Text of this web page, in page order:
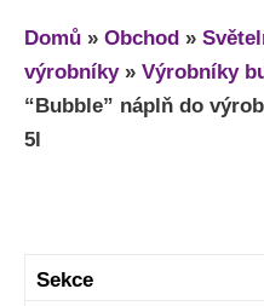
Domů » Obchod »
výrobníky» Výrobníky
“Bubble” náplň do
5l
Sekce